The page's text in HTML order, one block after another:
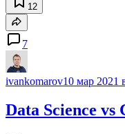
12
7
ivankomarov10 мар 2021
Data Science